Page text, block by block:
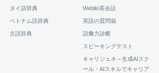
タイ語辞典
ベトナム語辞典
古語辞典
Weblio英会話
英語の質問箱
語彙力診断
スピーキングテスト
キャリジェネ～生成AIスク
ール・AIスキルでキャリア